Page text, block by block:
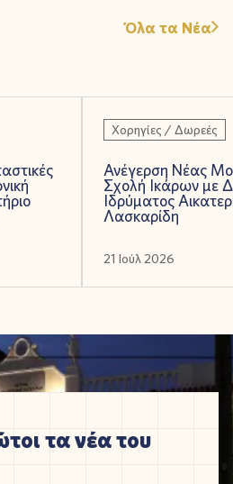
Όλα τα Νέα
Χορηγίες / Δωρεές
Ανέγερση Νέας
Σχολή Ικάρων με
Ιδρύματος
Λασκαρίδη
21 Ιούλ 2026
τα νέα του